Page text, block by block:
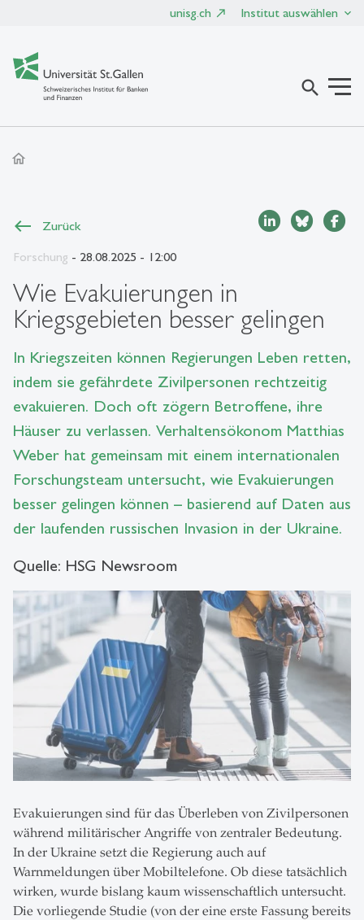
unisg.ch Institut auswählen
search
home
Zurück
Forschung - 28.08.2025 - 12:00
Wie Evakuierungen in
Kriegsgebieten besser gelingen
In Kriegszeiten können Regierungen Leben retten,
indem sie gefährdete Zivilpersonen rechtzeitig
evakuieren. Doch oft zögern Betroffene, ihre
Häuser zu verlassen. Verhaltensökonom Matthias
Weber hat gemeinsam mit einem internationalen
Forschungsteam untersucht, wie Evakuierungen
besser gelingen können – basierend auf Daten aus
der laufenden russischen Invasion in der Ukraine.
Quelle: HSG Newsroom
Evakuierungen sind für das Überleben von Zivilpersonen
während militärischer Angriffe von zentraler Bedeutung.
In der Ukraine setzt die Regierung auch auf
Warnmeldungen über Mobiltelefone. Ob diese tatsächlich
wirken, wurde bislang kaum wissenschaftlich untersucht.
Die vorliegende Studie (von der eine erste Fassung bereits